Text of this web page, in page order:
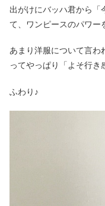
出がけにバッハ君から「
て、ワンピースのパワー
あまり洋服について言わ
ってやっぱり「よそ行き
ふわり♪